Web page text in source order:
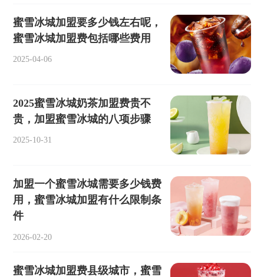
蜜雪冰城加盟要多少钱左右呢，
蜜雪冰城加盟费包括哪些费用
2025-04-06
2025蜜雪冰城奶茶加盟费贵不
贵，加盟蜜雪冰城的八项步骤
2025-10-31
加盟一个蜜雪冰城需要多少钱费
用，蜜雪冰城加盟有什么限制条
件
2026-02-20
蜜雪冰城加盟费县级城市，蜜雪